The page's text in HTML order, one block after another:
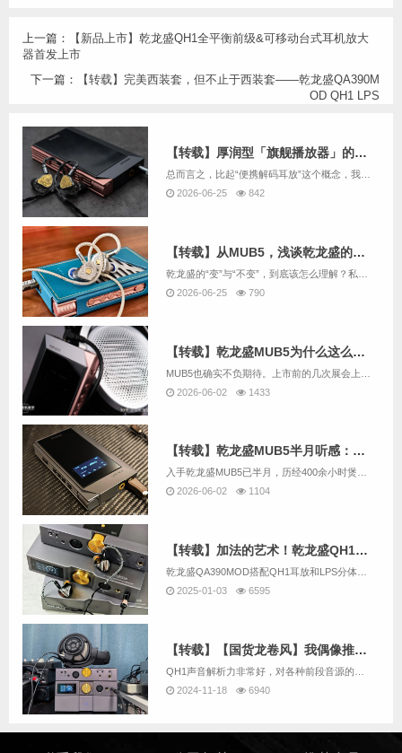
上一篇：
【新品上市】乾龙盛QH1全平衡前级&可移动台式耳机放大
器首发上市
下一篇：
【转载】完美西装套，但不止于西装套——乾龙盛QA390M
OD QH1 LPS
【转载】厚润型「旗舰播放器」的潜质：聊聊乾龙盛MUB5
2026-06-25
842
【转载】从MUB5，浅谈乾龙盛的“变”与“不变”
2026-06-25
790
【转载】乾龙盛MUB5为什么这么好听？
2026-06-02
1433
【转载】乾龙盛MUB5半月听感：便携体积里的台机级R2R之声
2026-06-02
1104
【转载】加法的艺术！乾龙盛QH1耳放 LPS分体电源主观体验报告
2025-01-03
6595
【转载】【国货龙卷风】我偶像推出了新作品——乾龙盛QH1耳放前级
2024-11-18
6940